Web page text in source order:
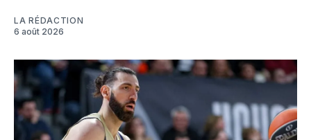
LA RÉDACTION
6 août 2026